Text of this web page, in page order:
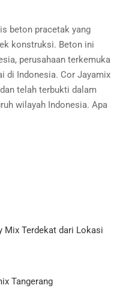
beton pracetak yang
konstruksi. Beton ini
perusahaan terkemuka
di Indonesia. Cor Jayamix
telah terbukti dalam
wilayah Indonesia. Apa
Mix Terdekat dari Lokasi
Tangerang